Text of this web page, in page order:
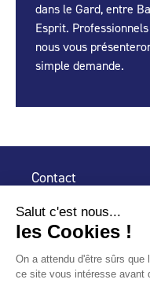
dans le Gard, entre
Esprit.
nous vous
simple demande.
Contact
32 rue de Mogador
75 009 Paris